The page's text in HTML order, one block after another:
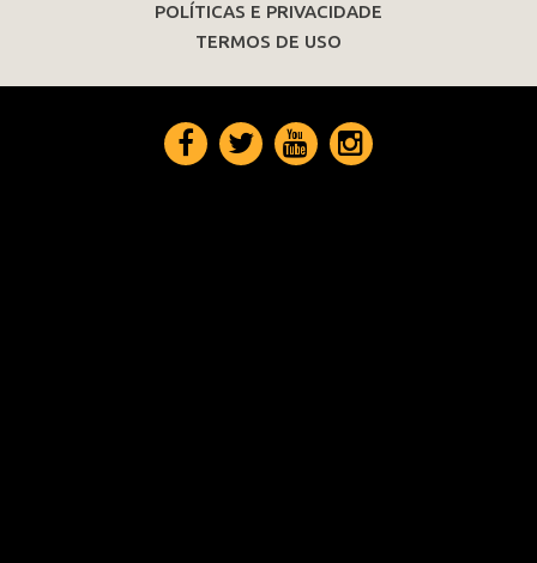
POLÍTICAS E PRIVACIDADE
TERMOS DE USO